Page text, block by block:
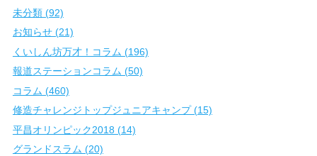
未分類 (92)
お知らせ (21)
くいしん坊万才！コラム (196)
報道ステーションコラム (50)
コラム (460)
修造チャレンジトップジュニアキャンプ (15)
平昌オリンピック2018 (14)
グランドスラム (20)